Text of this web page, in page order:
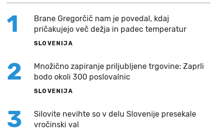
1
Brane Gregorčič nam je povedal, kdaj
pričakujejo več dežja in padec temperatur
SLOVENIJA
2
Množično zapiranje priljubljene trgovine: Zaprli
bodo okoli 300 poslovalnic
SLOVENIJA
3
Silovite nevihte so v delu Slovenije presekale
vročinski val